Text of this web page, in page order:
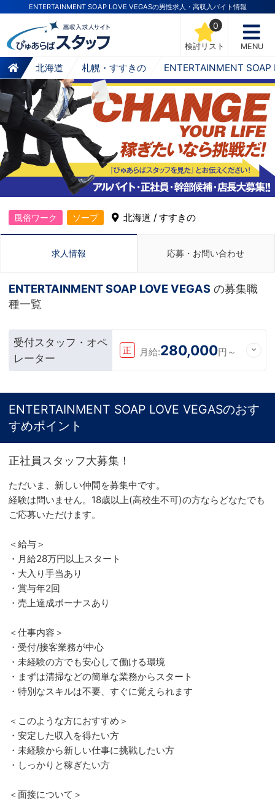
ENTERTAINMENT SOAP LOVE VEGASの男性求人・高収入バイト情報
検討リスト
0
MENU
北海道 札幌・すすきの ENTERTAINMENT SOAP
風俗ワーク ソープ 北海道 / すすきの
求人情報 応募・お問い合わせ
ENTERTAINMENT SOAP LOVE VEGAS の募集職
種一覧
受付スタッフ・オペ
レーター
正 月給:280,000円～
ENTERTAINMENT SOAP LOVE VEGASのおす
すめポイント
正社員スタッフ大募集！
ただいま、新しい仲間を募集中です。
経験は問いません。18歳以上(高校生不可)の方ならどなたでも
ご応募いただけます。
＜給与＞
・月給28万円以上スタート
・大入り手当あり
・賞与年2回
・売上達成ボーナスあり
＜仕事内容＞
・受付/接客業務が中心
・未経験の方でも安心して働ける環境
・まずは清掃などの簡単な業務からスタート
・特別なスキルは不要、すぐに覚えられます
＜このような方におすすめ＞
・安定した収入を得たい方
・未経験から新しい仕事に挑戦したい方
・しっかりと稼ぎたい方
＜面接について＞